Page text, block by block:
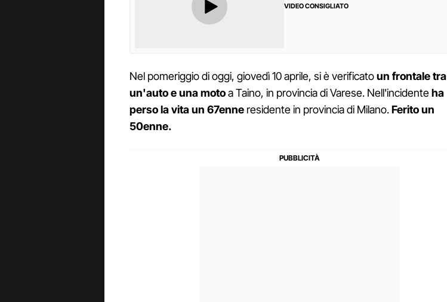
VIDEO CONSIGLIATO
Nel pomeriggio di oggi, giovedì 10 aprile, si è verificatoun frontale tra
un'auto e una motoa Taino, in provincia di Varese. Nell'incidenteha
perso la vita un 67enne residente in provincia di Milano.Ferito un
50enne.